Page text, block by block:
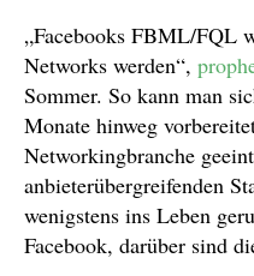
„Facebooks FBML/FQL
Networks werden“,
Sommer. So kann man
Monate hinweg
Networkingbranche
anbieterübergreifenden
wenigstens ins Leben
Facebook, darüber sind